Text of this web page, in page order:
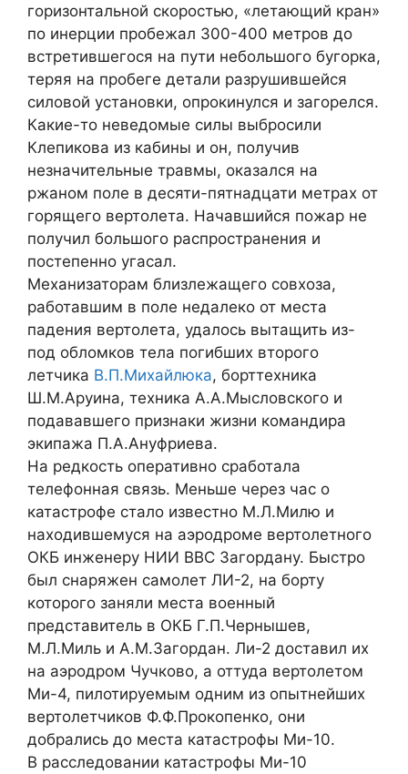
горизонтальной скоростью, «летающий кран»
по инерции пробежал 300-400 метров до
встретившегося на пути небольшого бугорка,
теряя на пробеге детали разрушившейся
силовой установки, опрокинулся и загорелся.
Какие-то неведомые силы выбросили
Клепикова из кабины и он, получив
незначительные травмы, оказался на
ржаном поле в десяти-пятнадцати метрах от
горящего вертолета. Начавшийся пожар не
получил большого распространения и
постепенно угасал.
Механизаторам близлежащего совхоза,
работавшим в поле недалеко от места
падения вертолета, удалось вытащить из-
под обломков тела погибших второго
летчика В.П.Михайлюка, борттехника
Ш.М.Аруина, техника А.А.Мысловского и
подававшего признаки жизни командира
экипажа П.А.Ануфриева.
На редкость оперативно сработала
телефонная связь. Меньше через час о
катастрофе стало известно М.Л.Милю и
находившемуся на аэродроме вертолетного
ОКБ инженеру НИИ ВВС Загордану. Быстро
был снаряжен самолет ЛИ-2, на борту
которого заняли места военный
представитель в ОКБ Г.П.Чернышев,
М.Л.Миль и А.М.Загордан. Ли-2 доставил их
на аэродром Чучково, а оттуда вертолетом
Ми-4, пилотируемым одним из опытнейших
вертолетчиков Ф.Ф.Прокопенко, они
добрались до места катастрофы Ми-10.
В расследовании катастрофы Ми-10